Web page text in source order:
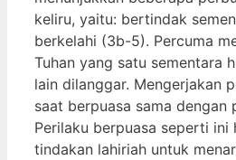
keliru, yaitu: bertindak
berkelahi (3b-5). Percuma
Tuhan yang satu sementara
lain dilanggar. Mengerjakan
saat berpuasa sama dengan
Perilaku berpuasa seperti ini
tindakan lahiriah untuk